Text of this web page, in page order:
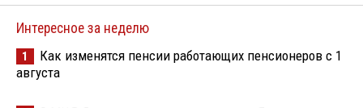
Интересное за неделю
1
Как изменятся пенсии работающих пенсионеров с 1
августа